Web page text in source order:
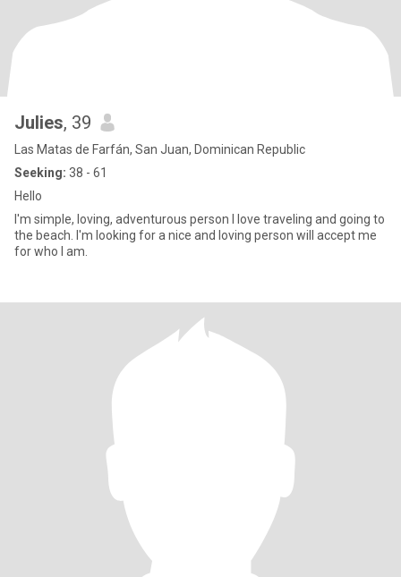
Julies, 39
Las Matas de Farfán, San Juan, Dominican Republic
Seeking: 38 - 61
Hello
I'm simple, loving, adventurous person I love traveling and going to
the beach. I'm looking for a nice and loving person will accept me
for who I am.